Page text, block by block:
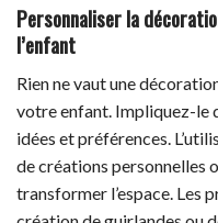
Personnaliser la
l’enfant
Rien ne vaut une
votre enfant. Impliquez-le
idées et préférences.
de créations personnelles
transformer l’espace. Les